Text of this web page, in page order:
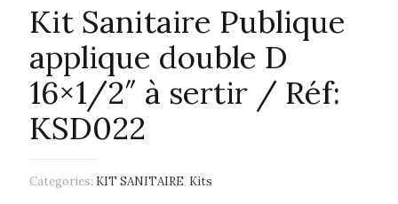
Kit Sanitaire Publique
applique double D
16×1/2″ à sertir / Réf:
KSD022
Categories: KIT SANITAIRE, Kits